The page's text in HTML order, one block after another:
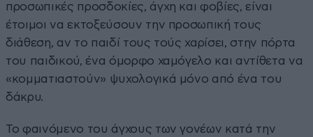
προσωπικές προσδοκίες, άγχη και φοβίες, είναι
έτοιμοι να εκτοξεύσουν την προσωπική τους
διάθεση, αν το παιδί τους τούς χαρίσει, στην πόρτα
του παιδικού, ένα όμορφο χαμόγελο και αντίθετα να
«κομματιαστούν» ψυχολογικά μόνο από ένα του
δάκρυ.
Το φαινόμενο του άγχους των γονέων κατά την